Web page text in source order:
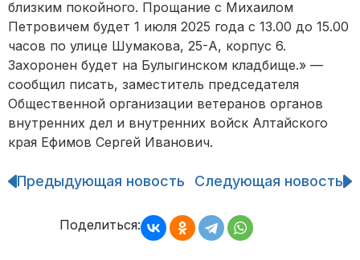
близким покойного. Прощание с Михаилом
Петровичем будет 1 июля 2025 года с 13.00 до 15.00
часов по улице Шумакова, 25-А, корпус 6.
Захоронен будет на Булыгинском кладбище.» —
сообщил писать, заместитель председателя
Общественной организации ветеранов органов
внутренних дел и внутренних войск Алтайского
края Ефимов Сергей Иванович.
Навигация
записям
Предыдующая новость Следующая новость
Поделиться: